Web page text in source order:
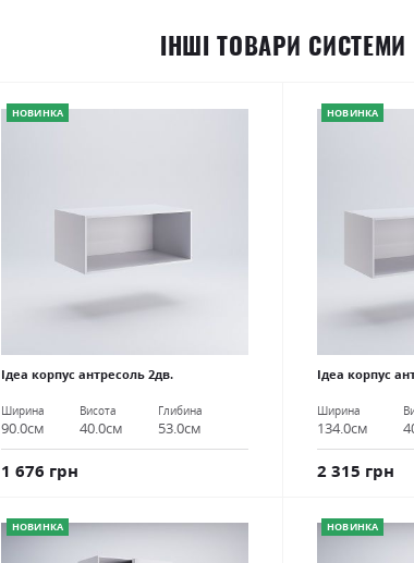
ІНШІ ТОВАРИ СИСТЕМИ
НОВИНКА
Ідеа корпус антресоль 2дв.
Ширина
90.0см
Висота
40.0см
Глибина
53.0см
1 676 грн
НОВИНКА
Ідеа корпус
Ширина
134.0см
2 315 грн
НОВИНКА НОВИНКА